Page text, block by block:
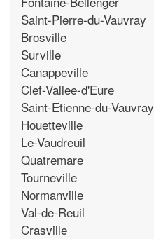
Saint-Pierre-du-Vauvray
Brosville
Surville
Canappeville
Clef-Vallee-d'Eure
Saint-Etienne-du-Vauvray
Houetteville
Le-Vaudreuil
Quatremare
Tourneville
Normanville
Val-de-Reuil
Crasville